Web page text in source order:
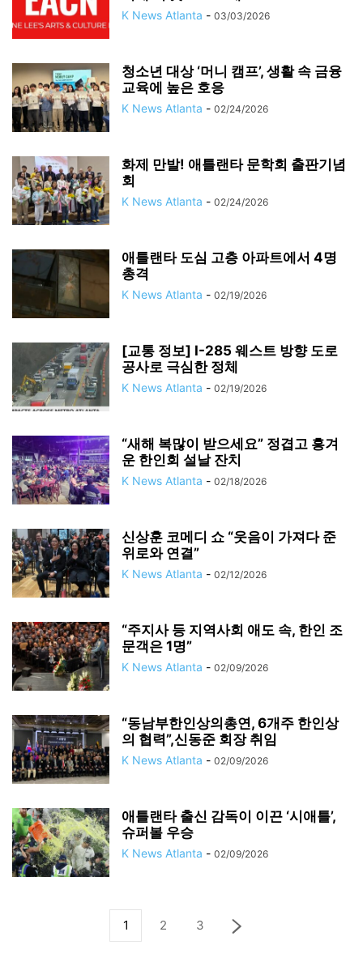
K News Atlanta - 03/03/2026
청소년 대상 ‘머니 캠프’, 생활 속 금융
교육에 높은 호응
K News Atlanta - 02/24/2026
화제 만발! 애틀랜타 문학회 출판기념
회
K News Atlanta - 02/24/2026
애틀랜타 도심 고층 아파트에서 4명
총격
K News Atlanta - 02/19/2026
[교통 정보] I-285 웨스트 방향 도로
공사로 극심한 정체
K News Atlanta - 02/19/2026
“새해 복많이 받으세요” 정겹고 흥겨
운 한인회 설날 잔치
K News Atlanta - 02/18/2026
신상훈 코메디 쇼 “웃음이 가져다 준
위로와 연결”
K News Atlanta - 02/12/2026
“주지사 등 지역사회 애도 속, 한인 조
문객은 1명”
K News Atlanta - 02/09/2026
“동남부한인상의총연, 6개주 한인상
의 협력”,신동준 회장 취임
K News Atlanta - 02/09/2026
애틀랜타 출신 감독이 이끈 ‘시애틀’,
슈퍼볼 우승
K News Atlanta - 02/09/2026
1 2 3